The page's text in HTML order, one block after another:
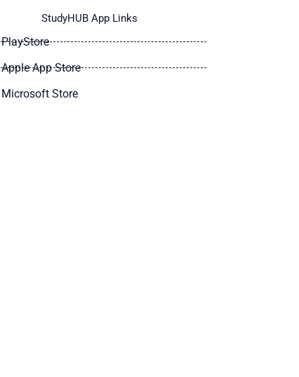
StudyHUB App Links
PlayStore
Apple App Store
Microsoft Store